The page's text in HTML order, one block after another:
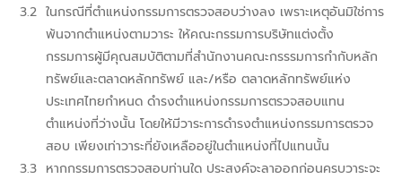
ในกรณีที่ตำแหน่งกรรมการตรวจสอบว่างลง เพราะเหตุอันมิใช่การ
พ้นจากตำแหน่งตามวาระ ให้คณะกรรมการบริษัทแต่งตั้ง
กรรมการผู้มีคุณสมบัติตามที่สำนักงานคณะกรรรมการกำกับหลัก
ทรัพย์และตลาดหลักทรัพย์ และ/หรือ ตลาดหลักทรัพย์แห่ง
ประเทศไทยกำหนด ดำรงตำแหน่งกรรมการตรวจสอบแทน
ตำแหน่งที่ว่างนั้น โดยให้มีวาระการดำรงตำแหน่งกรรมการตรวจ
สอบ เพียงเท่าวาระที่ยังเหลืออยู่ในตำแหน่งที่ไปแทนนั้น
หากกรรมการตรวจสอบท่านใด ประสงค์จะลาออกก่อนครบวาระจะ